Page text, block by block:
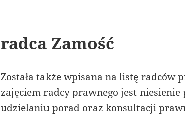
radca Zamość
Została także wpisana na listę radców
zajęciem radcy prawnego jest niesienie
udzielaniu porad oraz konsultacji